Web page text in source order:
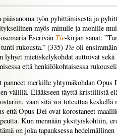
työn pyhittämisestä ja
myös minulle ja monille
Escriván Tie-kirjan sanat:
rukousta.” (335) Tie oli
lyhyet mietiskelykohdat auttoivat
että henkilökohtaisessa
panneet merkille yhtymäkohdan Opus
välillä. Elääkseen täyttä kristillistä
vaan sitä voi toteuttaa keskellä
että Opus Dei ovat korostaneet
Kun mennään yksityiskohtiin,
on joka tapauksessa